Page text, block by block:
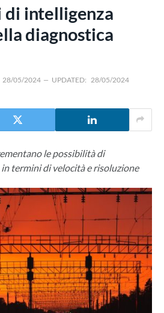
di intelligenza
diagnostica
28/05/2024 UPDATED: 28/05/2024
le possibilità di
termini di velocità e risoluzione